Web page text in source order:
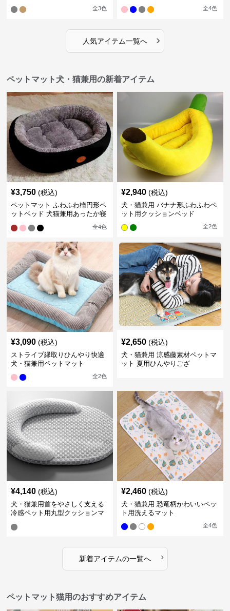
全3色 全4色
人気アイテム一覧へ ›
ペットマット犬・猫兼用の新着アイテム
¥3,750 (税込)
ペットマット ふわふわ楕円形ペ
ットベッド 犬猫兼用あったか寝
全4色
¥2,940 (税込)
犬・猫兼用 バナナ形ふわふわペ
ット用クッションベッド
全2色
¥3,090 (税込)
ストライプ縁取りひんやり快適
犬・猫兼用ペットマット
全2色
¥2,650 (税込)
犬・猫兼用 涼感藤素材ペットマ
ット 夏用ひんやりござ
¥4,140 (税込)
犬・猫兼用首をやさしく支える
冷感ペット用丸型クッションマ
¥2,460 (税込)
犬・猫兼用 恐竜柄かわいいペッ
ト用洗えるマット
全4色
新着アイテムの一覧へ ›
ペットマット猫用のおすすめアイテム